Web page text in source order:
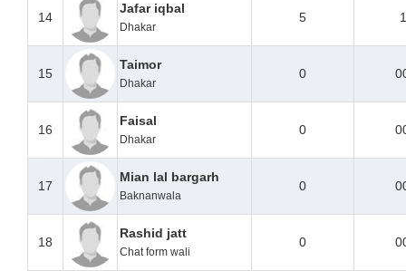
14
Jafar iqbal
Dhakar
5
15
Taimor
Dhakar
0
16
Faisal
Dhakar
0
17
Mian lal bargarh
Baknanwala
0
18
Rashid jatt
Chat form wali
0